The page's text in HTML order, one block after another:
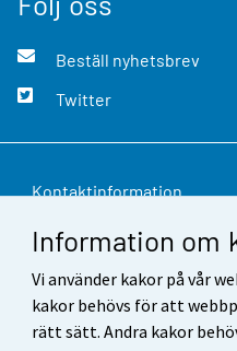
Information om
Vi använder kakor på vår
kakor behövs för att
rätt sätt. Andra kakor
Beställ nyhetsbrev
Twitter
Kontaktinformation
Respons
Användarvillkor
Dataskydd